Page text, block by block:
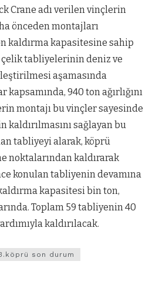
Crane adı verilen vinçlerin
önceden montajları
kaldırma kapasitesine sahip
tabliyelerinin deniz ve
aşamasında
kapsamında, 940 ton ağırlığını
montajı bu vinçler sayesinde
kaldırılmasını sağlayan bu
tabliyeyi alarak, köprü
noktalarından kaldırarak
konulan tabliyenin devamına
kapasitesi bin ton,
Toplam 59 tabliyenin 40
kaldırılacak.
son durum